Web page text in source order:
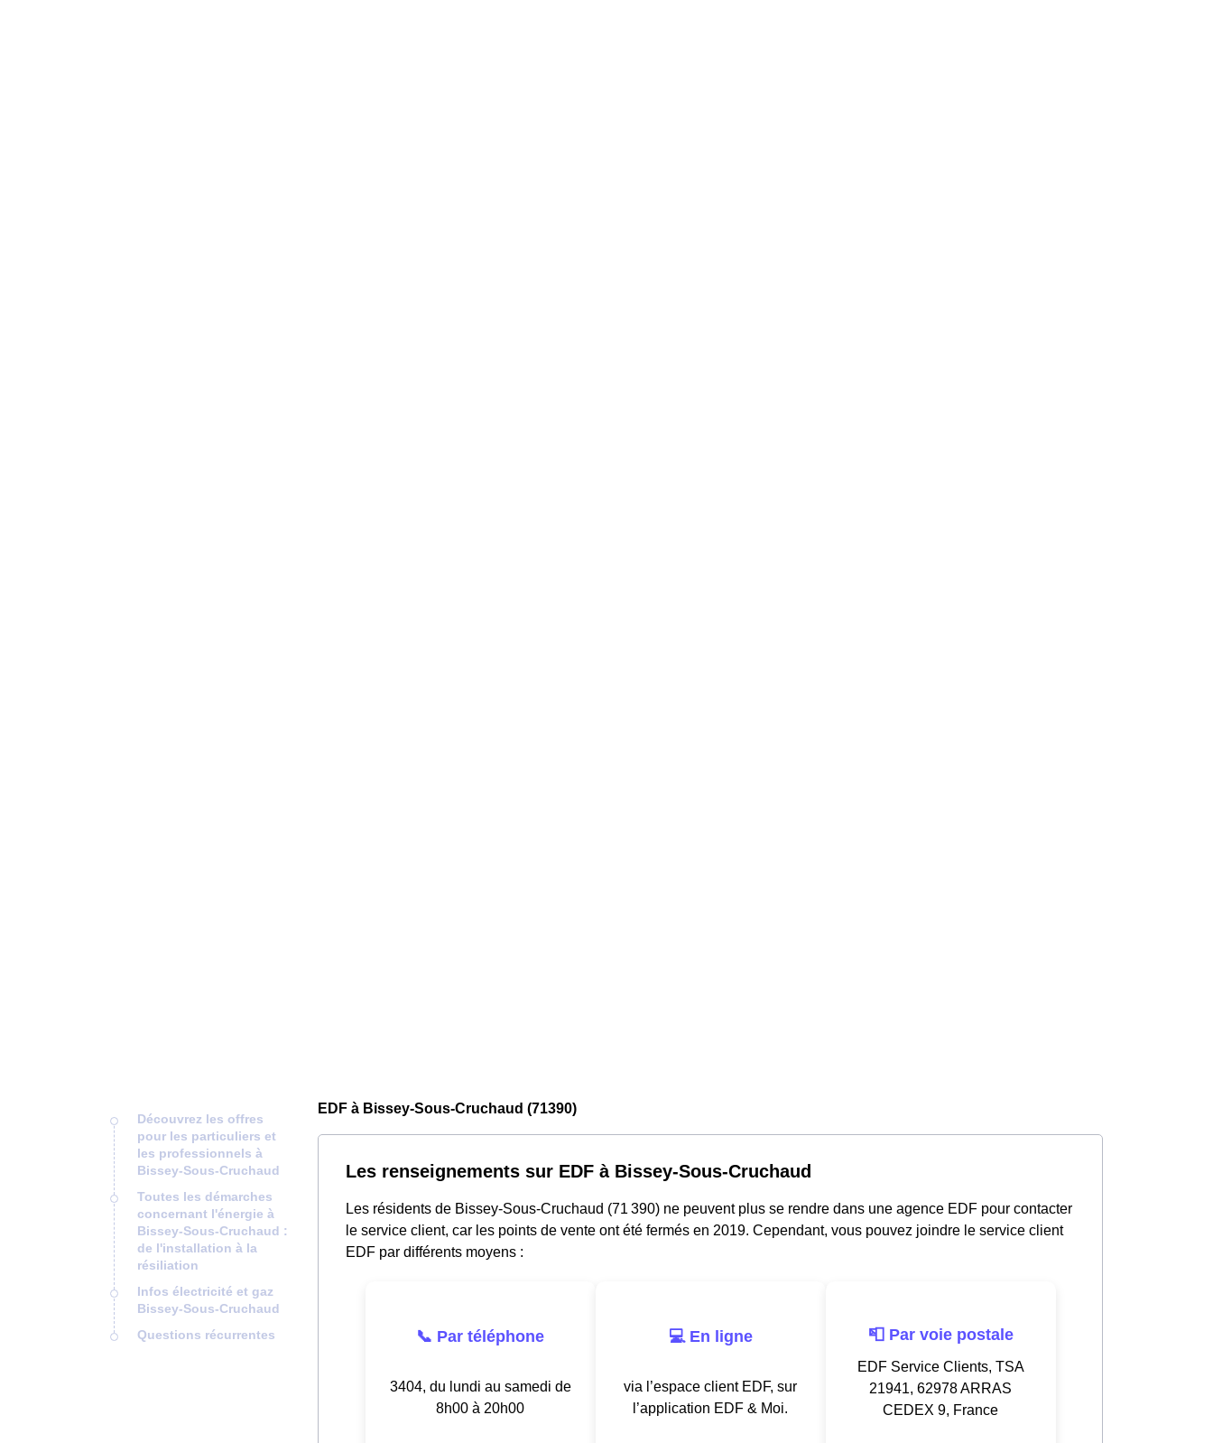
Découvrez les offres
pour les particuliers et
les professionnels à
Bissey-Sous-Cruchaud
Toutes les démarches
concernant l'énergie à
Bissey-Sous-Cruchaud :
de l'installation à la
résiliation
Infos électricité et gaz
Bissey-Sous-Cruchaud
Questions récurrentes
EDF à Bissey-Sous-Cruchaud (71390)
Les renseignements sur EDF à Bissey-Sous-Cruchaud
Les résidents de Bissey-Sous-Cruchaud (71 390) ne peuvent plus se rendre dans une agence EDF pour contacter
le service client, car les points de vente ont été fermés en 2019. Cependant, vous pouvez joindre le service client
EDF par différents moyens :
📞 Par téléphone
3404, du lundi au samedi de
8h00 à 20h00
💻 En ligne
via l’espace client EDF, sur
l’application EDF & Moi.
📮 Par voie postale
EDF Service Clients, TSA
21941, 62978 ARRAS
CEDEX 9, France